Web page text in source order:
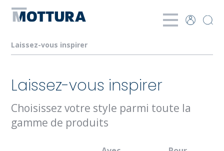
Laissez-vous inspirer
Laissez-vous inspirer
Choisissez votre style parmi toute la
gamme de produits